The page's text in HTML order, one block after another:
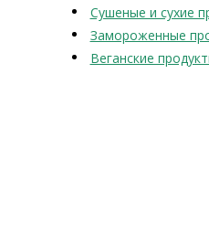
Сушеные и сухие
Замороженные
Веганские